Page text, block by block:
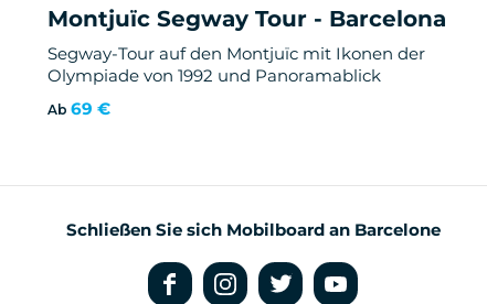
Montjuïc Segway Tour - Barcelona
Segway-Tour auf den Montjuïc mit Ikonen der
Olympiade von 1992 und Panoramablick
Ab69 €
Schließen Sie sich Mobilboard an Barcelone